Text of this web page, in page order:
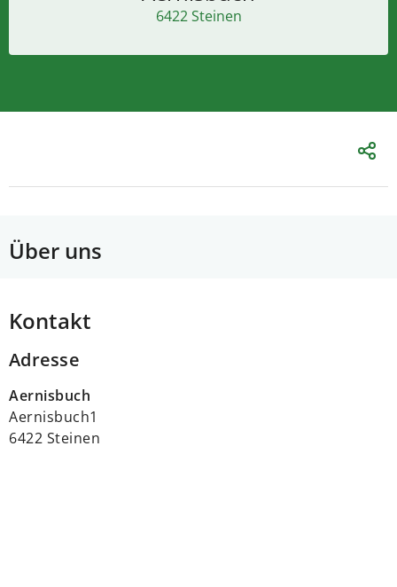
6422 Steinen
Über uns
Kontakt
Adresse
Aernisbuch
Aernisbuch1
6422 Steinen